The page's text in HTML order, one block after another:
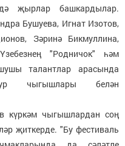
җырлар башкардылар.
Бушуева, Игнат Изотов,
Зәринә Бикмуллина,
"Родничок" һәм
талантлар арасында
чыгышлары белән
күркәм чыгышлардан соң
җиткерде. "Бу фестиваль